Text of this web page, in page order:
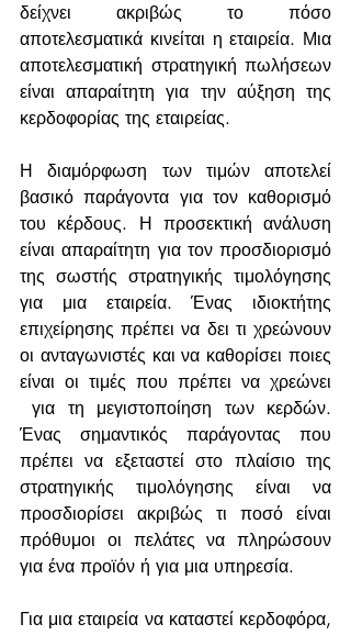
δείχνει ακριβώς το πόσο
αποτελεσματικά κινείται η εταιρεία. Μια
αποτελεσματική στρατηγική πωλήσεων
είναι απαραίτητη για την αύξηση της
κερδοφορίας της εταιρείας.
Η διαμόρφωση των τιμών αποτελεί
βασικό παράγοντα για τον καθορισμό
του κέρδους. Η προσεκτική ανάλυση
είναι απαραίτητη για τον προσδιορισμό
της σωστής στρατηγικής τιμολόγησης
για μια εταιρεία. Ένας ιδιοκτήτης
επιχείρησης πρέπει να δει τι χρεώνουν
οι ανταγωνιστές και να καθορίσει ποιες
είναι οι τιμές που πρέπει να χρεώνει
για τη μεγιστοποίηση των κερδών.
Ένας σημαντικός παράγοντας που
πρέπει να εξεταστεί στο πλαίσιο της
στρατηγικής τιμολόγησης είναι να
προσδιορίσει ακριβώς τι ποσό είναι
πρόθυμοι οι πελάτες να πληρώσουν
για ένα προϊόν ή για μια υπηρεσία.
Για μια εταιρεία να καταστεί κερδοφόρα,